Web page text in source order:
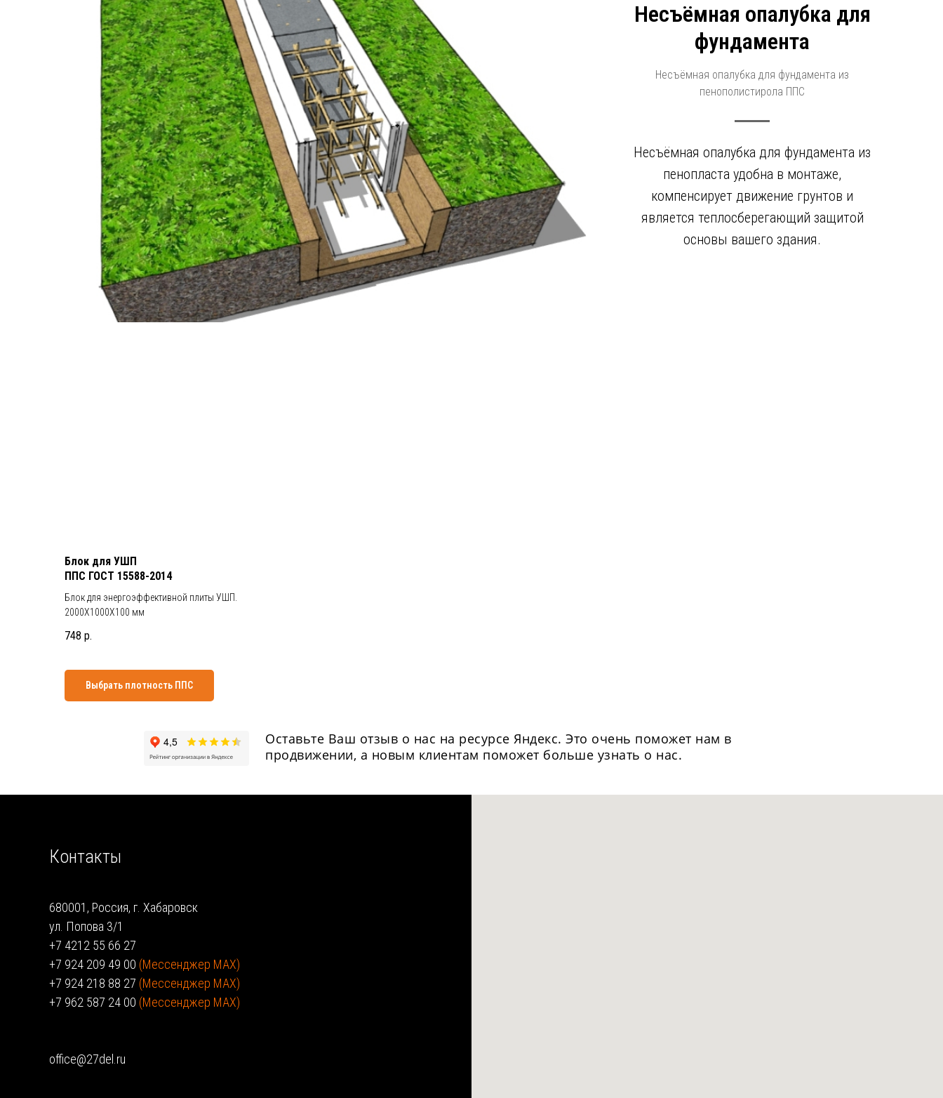
Несъёмная опалубка для
фундамента
Несъёмная опалубка для фундамента из
пенополистирола ППС
Несъёмная опалубка для фундамента из
пенопласта удобна в монтаже,
компенсирует движение грунтов и
является теплосберегающий защитой
основы вашего здания.
Блок для УШП
ППС ГОСТ 15588-2014
Блок для энергоэффективной плиты УШП.
2000Х1000Х100 мм
748 р.
Выбрать плотность ППС
Оставьте Ваш отзыв о нас на ресурсе Яндекс. Это очень поможет нам в
продвижении, а новым клиентам поможет больше узнать о нас.
Контакты
680001, Россия, г. Хабаровск
ул. Попова 3/1
+7 4212 55 66 27
+7 924 209 49 00 (Мессенджер MAX)
+7 924 218 88 27 (Мессенджер MAX)
+7 962 587 24 00 (Мессенджер MAX)
office@27del.ru